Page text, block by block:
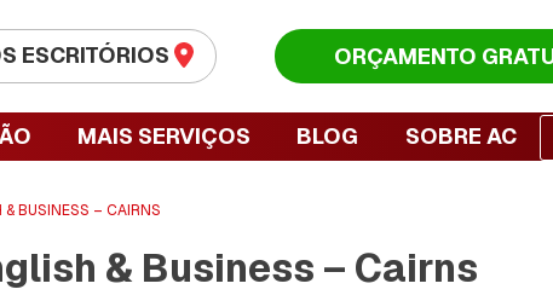
ORÇAMENTO
ESCRITÓRIOS
MAIS SERVIÇOS BLOG SOBRE AC
& BUSINESS – CAIRNS
& Business – Cairns